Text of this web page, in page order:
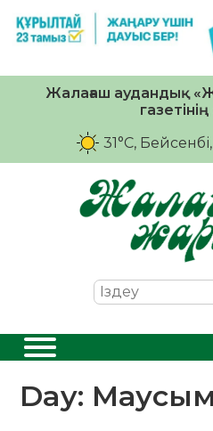
Жалағаш аудандық
31°C,
Day: Маусым